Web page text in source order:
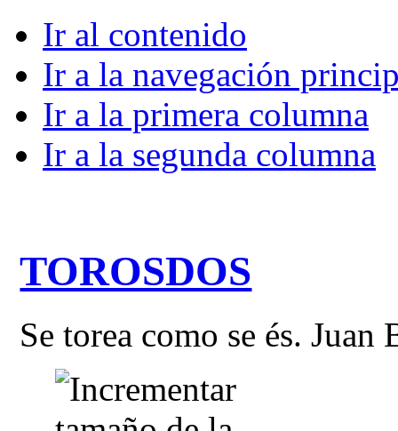
Ir al contenido
Ir a la navegación
Ir a la primera columna
Ir a la segunda columna
TOROSDOS
Se torea como se és. Juan